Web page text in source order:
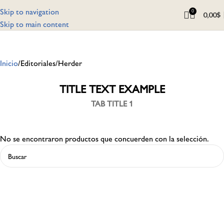
Skip to navigation
Skip to main content
0 0,00$
Inicio Editoriales Herder
TITLE TEXT EXAMPLE
TAB TITLE 1
No se encontraron productos que concuerden con la selección.